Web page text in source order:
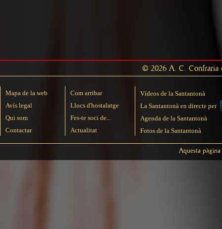
© 2026 A. C. Confraria
Mapa de la web
Avís legal
Qui som
Contactar
Com arribar
Llocs d'hostalatge
Fes-te soci de...
Actualitat
Vídeos de la Santantonà
La Santantonà en directe per
Agenda de la Santantonà
Fotos de la Santantonà
Aquesta